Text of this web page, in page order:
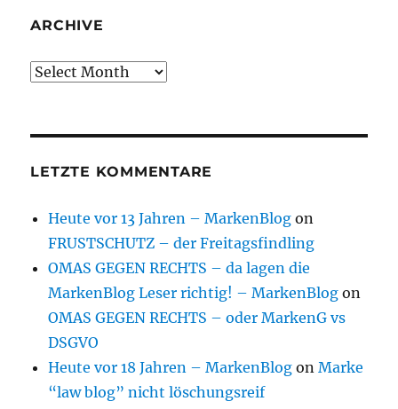
ARCHIVE
Archive
LETZTE KOMMENTARE
Heute vor 13 Jahren – MarkenBlog on
FRUSTSCHUTZ – der Freitagsfindling
OMAS GEGEN RECHTS – da lagen die
MarkenBlog Leser richtig! – MarkenBlog on
OMAS GEGEN RECHTS – oder MarkenG vs
DSGVO
Heute vor 18 Jahren – MarkenBlog onMarke
“law blog” nicht löschungsreif